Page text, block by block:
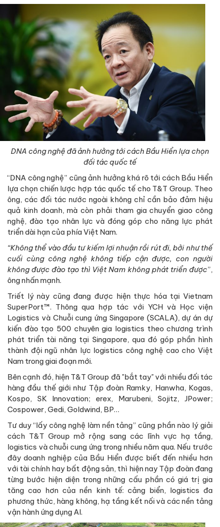
DNA công nghệ đã ảnh hưởng tới cách Bầu Hiển lựa chọn
đối tác quốc tế
“DNA công nghệ” cũng ảnh hưởng khá rõ tới cách Bầu Hiển
lựa chọn chiến lược hợp tác quốc tế cho T&T Group. Theo
ông, các đối tác nước ngoài không chỉ cần bảo đảm hiệu
quả kinh doanh, mà còn phải tham gia chuyển giao công
nghệ, đào tạo nhân lực và đóng góp cho năng lực phát
triển dài hạn của phía Việt Nam.
“Không thể vào đầu tư kiếm lợi nhuận rồi rút đi, bởi như thế
cuối cùng công nghệ không tiếp cận được, con người
không được đào tạo thì Việt Nam không phát triển được”,
ông nhấn mạnh.
Triết lý này cũng đang được hiện thực hóa tại Vietnam
SuperPort™. Thông qua hợp tác với YCH và Học viện
Logistics và Chuỗi cung ứng Singapore (SCALA), dự án dự
kiến đào tạo 500 chuyên gia logistics theo chương trình
phát triển tài năng tại Singapore, qua đó góp phần hình
thành đội ngũ nhân lực logistics công nghệ cao cho Việt
Nam trong giai đoạn mới.
Bên cạnh đó, hiện T&T Group đã "bắt tay" với nhiều đối tác
hàng đầu thế giới như Tập đoàn Ramky, Hanwha, Kogas,
Kospo, SK Innovation; erex, Marubeni, Sojitz, JPower;
Cospower, Gedi, Goldwind, BP…
Tư duy “lấy công nghệ làm nền tảng” cũng phần nào lý giải
cách T&T Group mở rộng sang các lĩnh vực hạ tầng,
logistics và chuỗi cung ứng trong nhiều năm qua. Nếu trước
đây doanh nghiệp của Bầu Hiển được biết đến nhiều hơn
với tài chính hay bất động sản, thì hiện nay Tập đoàn đang
từng bước hiện diện trong những cấu phần có giá trị gia
tăng cao hơn của nền kinh tế: cảng biển, logistics đa
phương thức, hàng không, hạ tầng kết nối và các nền tảng
vận hành ứng dụng AI.